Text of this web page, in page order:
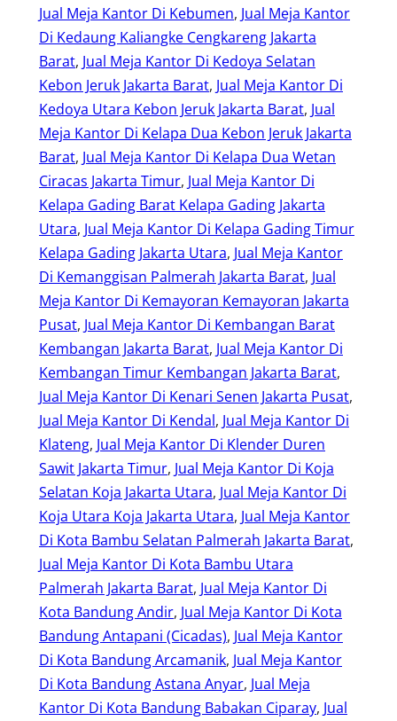
Jual Meja Kantor Di Kebumen, Jual Meja Kantor
Di Kedaung Kaliangke Cengkareng Jakarta
Barat, Jual Meja Kantor Di Kedoya Selatan
Kebon Jeruk Jakarta Barat, Jual Meja Kantor Di
Kedoya Utara Kebon Jeruk Jakarta Barat, Jual
Meja Kantor Di Kelapa Dua Kebon Jeruk Jakarta
Barat, Jual Meja Kantor Di Kelapa Dua Wetan
Ciracas Jakarta Timur, Jual Meja Kantor Di
Kelapa Gading Barat Kelapa Gading Jakarta
Utara, Jual Meja Kantor Di Kelapa Gading Timur
Kelapa Gading Jakarta Utara, Jual Meja Kantor
Di Kemanggisan Palmerah Jakarta Barat, Jual
Meja Kantor Di Kemayoran Kemayoran Jakarta
Pusat, Jual Meja Kantor Di Kembangan Barat
Kembangan Jakarta Barat, Jual Meja Kantor Di
Kembangan Timur Kembangan Jakarta Barat
Jual Meja Kantor Di Kenari Senen Jakarta Pusat
Jual Meja Kantor Di Kendal, Jual Meja Kantor Di
Klateng, Jual Meja Kantor Di Klender Duren
Sawit Jakarta Timur, Jual Meja Kantor Di Koja
Selatan Koja Jakarta Utara, Jual Meja Kantor Di
Koja Utara Koja Jakarta Utara, Jual Meja Kantor
Di Kota Bambu Selatan Palmerah Jakarta Barat
Jual Meja Kantor Di Kota Bambu Utara
Palmerah Jakarta Barat, Jual Meja Kantor Di
Kota Bandung Andir, Jual Meja Kantor Di Kota
Bandung Antapani (Cicadas), Jual Meja Kantor
Di Kota Bandung Arcamanik, Jual Meja Kantor
Di Kota Bandung Astana Anyar, Jual Meja
Kantor Di Kota Bandung Babakan Ciparay, Jual